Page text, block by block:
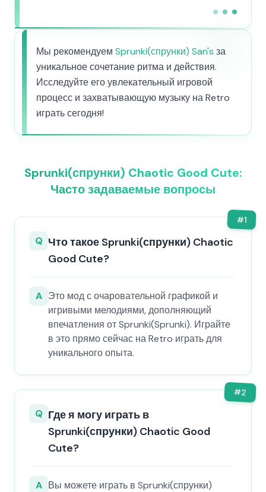
Мы рекомендуем Sprunki(спрунки) San's за
уникальное сочетание ритма и действия.
Исследуйте его увлекательный игровой
процесс и захватывающую музыку на Retro
играть сегодня!
Sprunki(спрунки) Chaotic Good Cute:
Часто задаваемые вопросы
#1
Q Что такое Sprunki(спрунки) Chaotic
Good Cute?
A Это мод с очаровательной графикой и
игривыми мелодиями, дополняющий
впечатления от Sprunki(Sprunki). Играйте
в это прямо сейчас на Retro играть для
уникального опыта.
#2
Q Где я могу играть в
Sprunki(спрунки) Chaotic Good
Cute?
A Вы можете играть в Sprunki(спрунки)